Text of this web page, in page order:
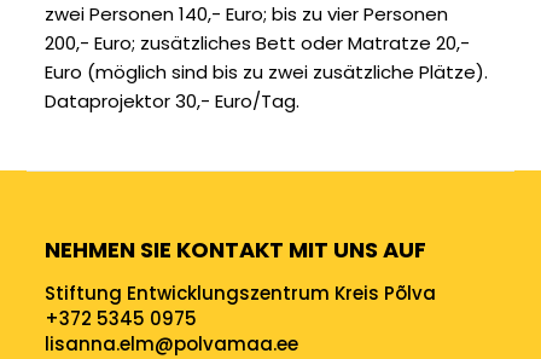
zwei Personen 140,- Euro; bis zu vier Personen
200,- Euro; zusätzliches Bett oder Matratze 20,-
Euro (möglich sind bis zu zwei zusätzliche Plätze).
Dataprojektor 30,- Euro/Tag.
NEHMEN SIE KONTAKT MIT UNS AUF
Stiftung Entwicklungszentrum Kreis Põlva
+372 5345 0975
lisanna.elm@polvamaa.ee